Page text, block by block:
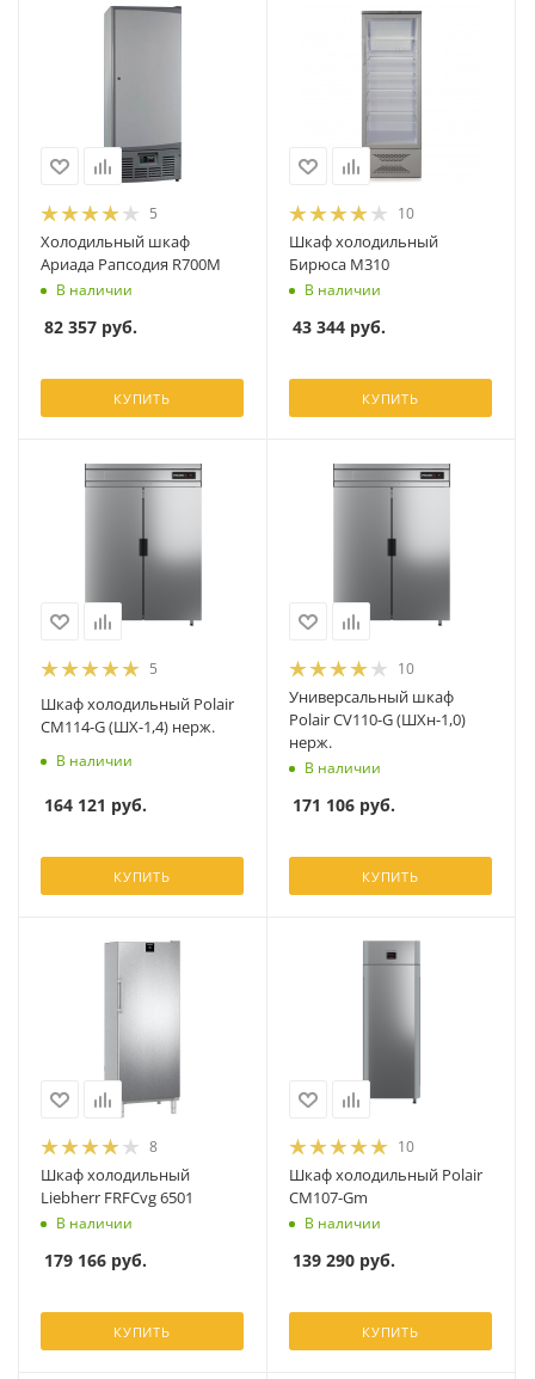
5
Холодильный шкаф
Ариада Рапсодия R700M
В наличии
82 357 руб.
КУПИТЬ
10
Шкаф холодильный
Бирюса M310
В наличии
43 344 руб.
КУПИТЬ
5
Шкаф холодильный Polair
CM114-G (ШХ-1,4) нерж.
В наличии
164 121 руб.
КУПИТЬ
10
Универсальный шкаф
Polair CV110-G (ШХн-1,0)
нерж.
В наличии
171 106 руб.
КУПИТЬ
8
Шкаф холодильный
Liebherr FRFCvg 6501
В наличии
179 166 руб.
КУПИТЬ
10
Шкаф холодильный Polair
CM107-Gm
В наличии
139 290 руб.
КУПИТЬ